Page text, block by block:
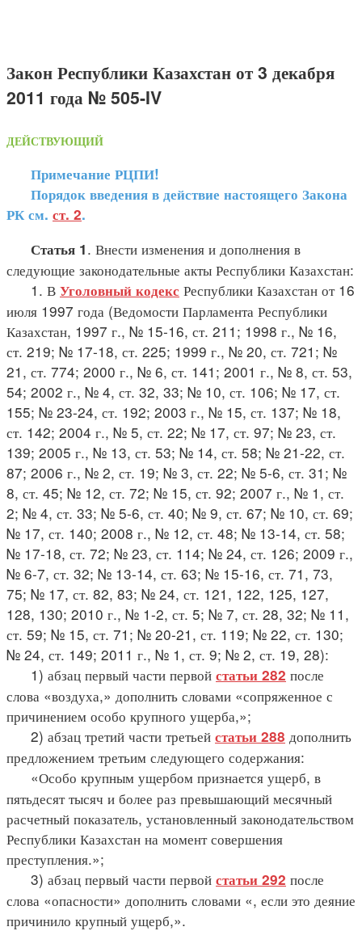
Закон Республики Казахстан от 3 декабря
2011 года № 505-IV
ДЕЙСТВУЮЩИЙ
Примечание РЦПИ!
Порядок введения в действие настоящего Закона
РК см. ст. 2.
Статья 1. Внести изменения и дополнения в
следующие законодательные акты Республики Казахстан:
1. В Уголовный кодекс Республики Казахстан от 16
июля 1997 года (Ведомости Парламента Республики
Казахстан, 1997 г., № 15-16, ст. 211; 1998 г., № 16,
ст. 219; № 17-18, ст. 225; 1999 г., № 20, ст. 721; №
21, ст. 774; 2000 г., № 6, ст. 141; 2001 г., № 8, ст. 53,
54; 2002 г., № 4, ст. 32, 33; № 10, ст. 106; № 17, ст.
155; № 23-24, ст. 192; 2003 г., № 15, ст. 137; № 18,
ст. 142; 2004 г., № 5, ст. 22; № 17, ст. 97; № 23, ст.
139; 2005 г., № 13, ст. 53; № 14, ст. 58; № 21-22, ст.
87; 2006 г., № 2, ст. 19; № 3, ст. 22; № 5-6, ст. 31; №
8, ст. 45; № 12, ст. 72; № 15, ст. 92; 2007 г., № 1, ст.
2; № 4, ст. 33; № 5-6, ст. 40; № 9, ст. 67; № 10, ст. 69;
№ 17, ст. 140; 2008 г., № 12, ст. 48; № 13-14, ст. 58;
№ 17-18, ст. 72; № 23, ст. 114; № 24, ст. 126; 2009 г.,
№ 6-7, ст. 32; № 13-14, ст. 63; № 15-16, ст. 71, 73,
75; № 17, ст. 82, 83; № 24, ст. 121, 122, 125, 127,
128, 130; 2010 г., № 1-2, ст. 5; № 7, ст. 28, 32; № 11,
ст. 59; № 15, ст. 71; № 20-21, ст. 119; № 22, ст. 130;
№ 24, ст. 149; 2011 г., № 1, ст. 9; № 2, ст. 19, 28):
1) абзац первый части первой статьи 282 после
слова «воздуха,» дополнить словами «сопряженное с
причинением особо крупного ущерба,»;
2) абзац третий части третьей статьи 288 дополнить
предложением третьим следующего содержания:
«Особо крупным ущербом признается ущерб, в
пятьдесят тысяч и более раз превышающий месячный
расчетный показатель, установленный законодательством
Республики Казахстан на момент совершения
преступления.»;
3) абзац первый части первой статьи 292 после
слова «опасности» дополнить словами «, если это деяние
причинило крупный ущерб,».